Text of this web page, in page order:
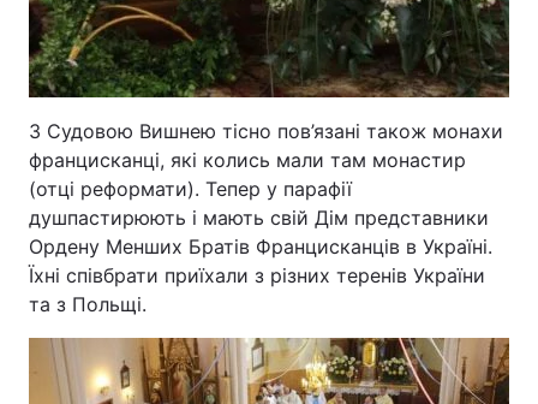
З Судовою Вишнею тісно пов’язані також монахи
францисканці, які колись мали там монастир
(отці реформати). Тепер у парафії
душпастирюють і мають свій Дім представники
Ордену Менших Братів Францисканців в Україні.
Їхні співбрати приїхали з різних теренів України
та з Польщі.